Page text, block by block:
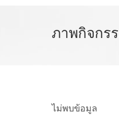
ภาพกิจกร
ไม่พบข้อมูล